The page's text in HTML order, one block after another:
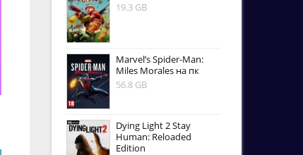
19.3 GB
Marvel’s Spider-Man:
Miles Morales на пк
56.8 GB
Dying Light 2 Stay
Human: Reloaded
Edition